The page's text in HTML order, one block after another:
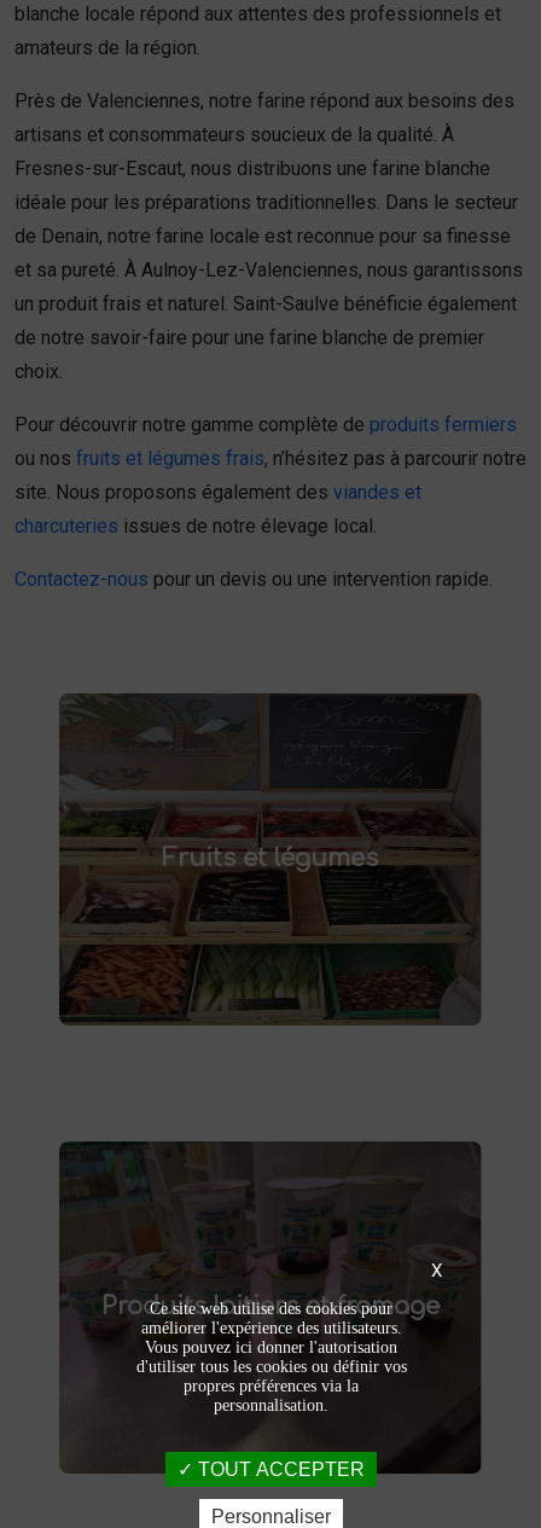
blanche locale répond aux attentes des professionnels et
amateurs de la région.
Près de Valenciennes, notre farine répond aux besoins des
artisans et consommateurs soucieux de la qualité. À
Fresnes-sur-Escaut, nous distribuons une farine blanche
idéale pour les préparations traditionnelles. Dans le secteur
de Denain, notre farine locale est reconnue pour sa finesse
et sa pureté. À Aulnoy-Lez-Valenciennes, nous garantissons
un produit frais et naturel. Saint-Saulve bénéficie également
de notre savoir-faire pour une farine blanche de premier
choix.
Pour découvrir notre gamme complète de produits fermiers
ou nos fruits et légumes frais, n’hésitez pas à parcourir notre
site. Nous proposons également des viandes et
charcuteries issues de notre élevage local.
Contactez-nous pour un devis ou une intervention rapide.
Fruits et légumes
Fruits et légumes
Achetez des
fruits et légumes frais à Saint-
Saulve
et savourez des produits de saison,
cultivés localement. Goûtez la différence :
des produits sains et respectueux de
l'environnement. Vente directe à la ferme ou
livraison à domicile.
Produits laitiers et fromage
Produits laitiers et fromage
Dégustez nos
produits laitiers et fromages à
Saint-Saulve
. Yaourts crémeux, fromages
affinés et autres délices laitiers vous
attendent dans notre ferme. Livraison et
vente directe à la ferme pour une fraîcheur
garantie.
X
Ce site web utilise des cookies pour
améliorer l'expérience des utilisateurs.
Vous pouvez ici donner l'autorisation
d'utiliser tous les cookies ou définir vos
propres préférences via la
personnalisation.
TOUT ACCEPTER
Personnaliser